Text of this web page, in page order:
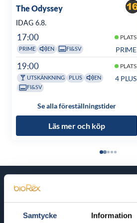
Samtycke Information
The Odyssey
IDAG 6.8.
17:00 PLATS
PRIME EN FI&SV PRIME
19:00 PLATS
UTSKÄNKNING PLUS
EN
FI&SV
4 PLUS
Se alla föreställningstider
Läs mer och köp
Kommande filmer